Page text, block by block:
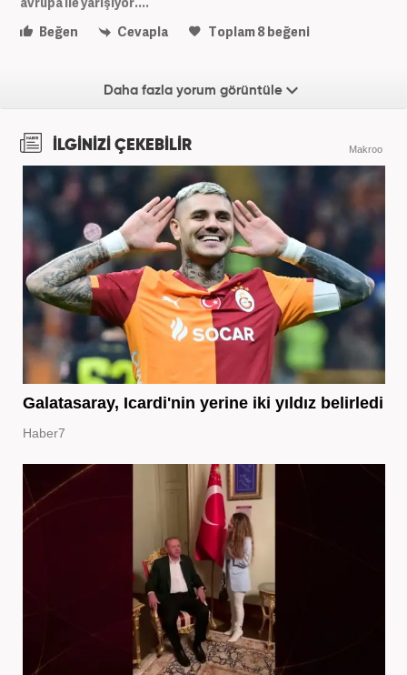
Beğen
Cevapla Toplam8beğeni
Daha fazla yorum görüntüle
İLGİNİZİ ÇEKEBİLİR Makroo
Galatasaray, Icardi'nin yerine iki yıldız belirledi
Haber7